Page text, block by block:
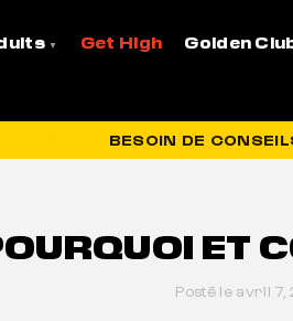
Get High Golden
LIVRAISON OFFERTE EN
BESOIN DE
ET
Posté le avril 7,